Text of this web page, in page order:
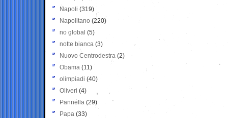
Napoli (319)
Napolitano (220)
no global (5)
notte bianca (3)
Nuovo Centrodestra (2)
Obama (11)
olimpiadi (40)
Oliveri (4)
Pannella (29)
Papa (33)